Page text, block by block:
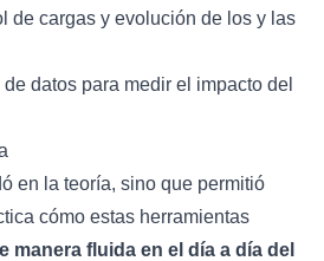
de cargas y evolución de los y las
datos para medir el impacto del
en la teoría, sino que permitió
cómo estas herramientas
manera fluida en el día a día del